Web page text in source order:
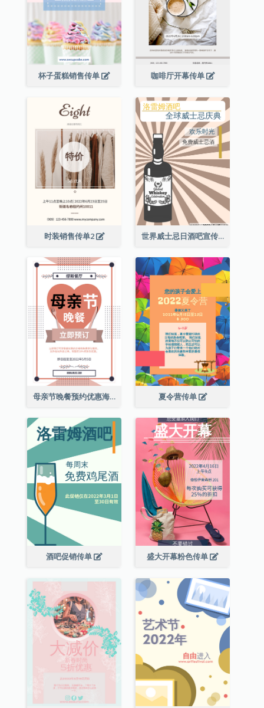
杯子蛋糕销售传单 咖啡厅开幕传单
时装销售传单2 世界威士忌日酒吧宣传传单
母亲节晚餐预约优惠海报 夏令营传单
酒吧促销传单 盛大开幕粉色传单